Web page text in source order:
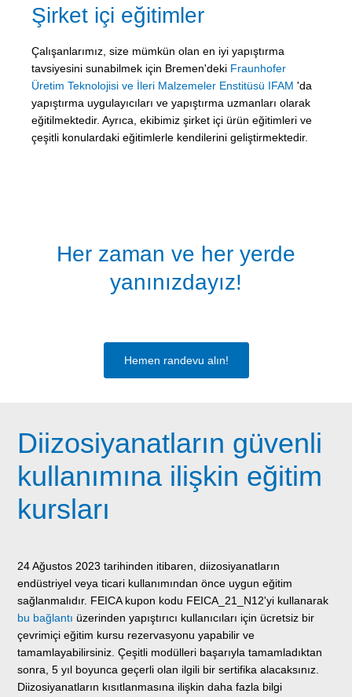
Şirket içi eğitimler
Çalışanlarımız, size mümkün olan en iyi yapıştırma
tavsiyesini sunabilmek için Bremen'deki Fraunhofer
Üretim Teknolojisi ve İleri Malzemeler Enstitüsü IFAM 'da
yapıştırma uygulayıcıları ve yapıştırma uzmanları olarak
eğitilmektedir. Ayrıca, ekibimiz şirket içi ürün eğitimleri ve
çeşitli konulardaki eğitimlerle kendilerini geliştirmektedir.
Her zaman ve her yerde
yanınızdayız!
Hemen randevu alın!
Diizosiyanatların güvenli
kullanımına ilişkin eğitim
kursları
24 Ağustos 2023 tarihinden itibaren, diizosiyanatların
endüstriyel veya ticari kullanımından önce uygun eğitim
sağlanmalıdır. FEICA kupon kodu FEICA_21_N12'yi kullanarak
bu bağlantı üzerinden yapıştırıcı kullanıcıları için ücretsiz bir
çevrimiçi eğitim kursu rezervasyonu yapabilir ve
tamamlayabilirsiniz. Çeşitli modülleri başarıyla tamamladıktan
sonra, 5 yıl boyunca geçerli olan ilgili bir sertifika alacaksınız.
Diizosiyanatların kısıtlanmasına ilişkin daha fazla bilgi